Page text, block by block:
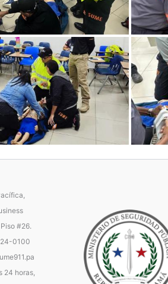
#26.
0100
24 horas,